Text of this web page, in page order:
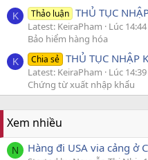
K Thảo luận THỦ TỤC
Latest: KeiraPham
Lúc
Bảo hiểm hàng hóa
K Chia sẻ THỦ TỤC NHẬP
Latest: KeiraPham
Lúc
Chứng từ xuất nhập khẩu
Xem nhiều
N Hàng đi USA via cảng ở